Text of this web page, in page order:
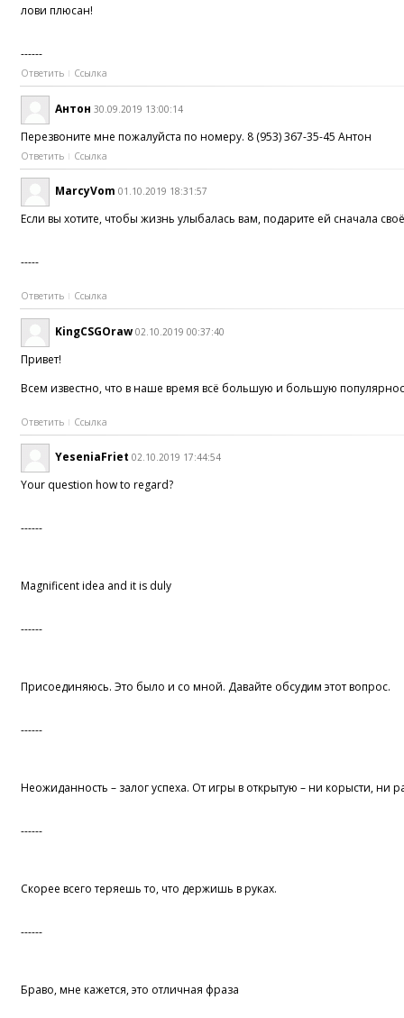
лови плюсан!
------
Ответить Ссылка
Антон 30.09.2019 13:00:14
Перезвоните мне пожалуйста по номеру. 8 (953) 367-35-45 Антон
Ответить Ссылка
MarcyVom 01.10.2019 18:31:57
Если вы хотите, чтобы жизнь улыбалась вам, подарите ей сначала
-----
Ответить Ссылка
KingCSGOraw 02.10.2019 00:37:40
Привет!
Всем известно, что в наше время всё большую и большую
Ответить Ссылка
YeseniaFriet 02.10.2019 17:44:54
Your question how to regard?
------
Magnificent idea and it is duly
------
Присоединяюсь. Это было и со мной. Давайте обсудим этот вопрос.
------
Неожиданность – залог успеха. От игры в открытую – ни корысти, ни
------
Скорее всего теряешь то, что держишь в руках.
------
Браво, мне кажется, это отличная фраза